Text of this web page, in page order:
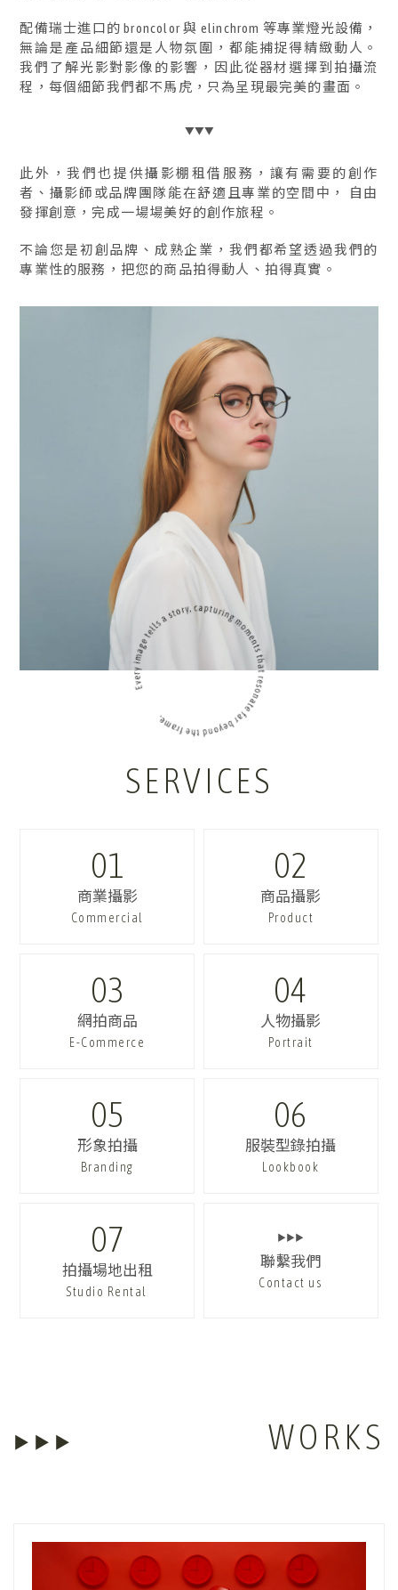
配備瑞士進口的 broncolor 與 elinchrom 等專業燈光設備，
無論是產品細節還是人物氛圍，都能捕捉得精緻動人。
我們了解光影對影像的影響，因此從器材選擇到拍攝流
程，每個細節我們都不馬虎，只為呈現最完美的畫面。
▼▼▼
此外，我們也提供攝影棚租借服務，讓有需要的創作
者、攝影師或品牌團隊能在舒適且專業的空間中， 自由
發揮創意，完成一場場美好的創作旅程。
不論您是初創品牌、成熟企業，我們都希望透過我們的
專業性的服務，把您的商品拍得動人、拍得真實。
SERVICES
01
商業攝影
Commercial
02
商品攝影
Product
03
網拍商品
E-Commerce
04
人物攝影
Portrait
05
形象拍攝
Branding
06
服裝型錄拍攝
Lookbook
07
拍攝場地出租
Studio Rental
▶▶▶
聯繫我們
Contact us
WORKS